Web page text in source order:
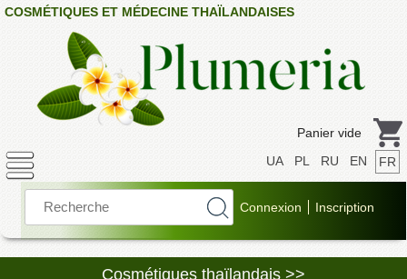
COSMÉTIQUES ET MÉDECINE THAÏLANDAISES
Panier vide
UA
PL RU EN FR
Cosmétiques thaïlandais >>